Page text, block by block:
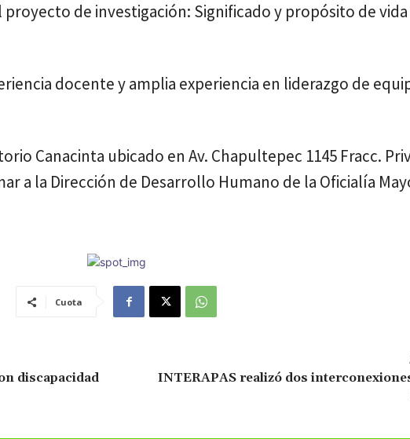
proyecto de investigación: Significado y propósito de
docente y amplia experiencia en liderazgo de
Canacinta ubicado en Av. Chapultepec 1145 Fracc.
a la Dirección de Desarrollo Humano de la Oficialía
Cuota
discapacidad
INTERAPAS realizó dos